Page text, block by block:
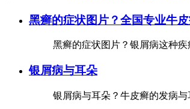
黑癣的症状图片？全国专业牛皮
黑癣的症状图片？银屑病这种
银屑病与耳朵
银屑病与耳朵？牛皮癣的发病